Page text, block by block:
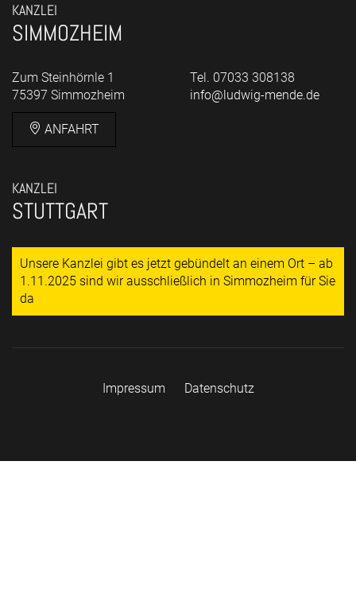
KANZLEI
SIMMOZHEIM
Zum Steinhörnle 1
75397 Simmozheim
ANFAHRT
Tel. 07033 308138
info@ludwig-mende.de
KANZLEI
STUTTGART
Unsere Kanzlei gibt es jetzt gebündelt an einem Ort – ab
1.11.2025 sind wir ausschließlich in Simmozheim für Sie
da
Impressum Datenschutz